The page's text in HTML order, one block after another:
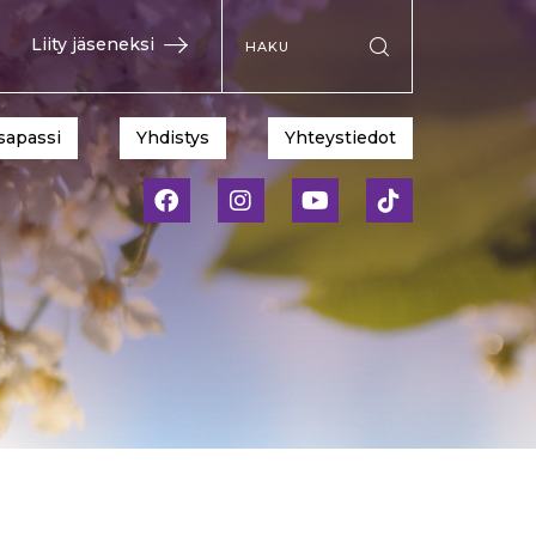
Liity jäseneksi
Hae sivustolta
Yhdistys Yhteystiedot